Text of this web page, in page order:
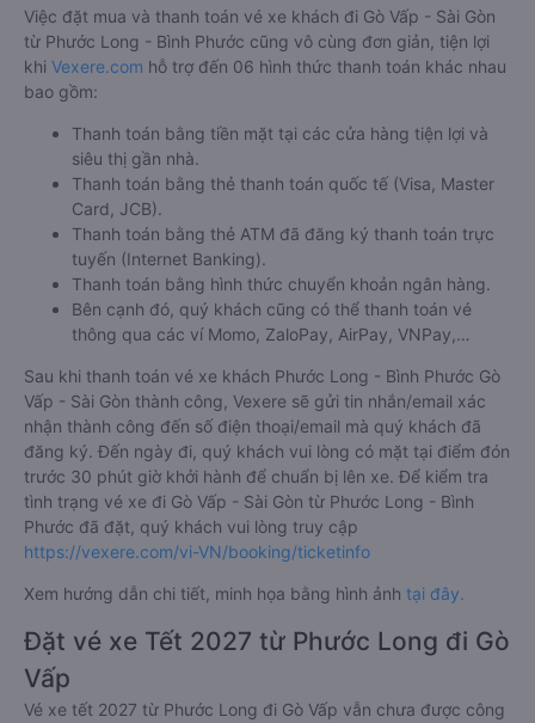
Việc đặt mua và thanh toán vé xe khách đi Gò Vấp - Sài Gòn
từ Phước Long - Bình Phước cũng vô cùng đơn giản, tiện lợi
khi Vexere.com hỗ trợ đến 06 hình thức thanh toán khác nhau
bao gồm:
Thanh toán bằng tiền mặt tại các cửa hàng tiện lợi và
siêu thị gần nhà.
Thanh toán bằng thẻ thanh toán quốc tế (Visa, Master
Card, JCB).
Thanh toán bằng thẻ ATM đã đăng ký thanh toán trực
tuyến (Internet Banking).
Thanh toán bằng hình thức chuyển khoản ngân hàng.
Bên cạnh đó, quý khách cũng có thể thanh toán vé
thông qua các ví Momo, ZaloPay, AirPay, VNPay,…
Sau khi thanh toán vé xe khách Phước Long - Bình Phước Gò
Vấp - Sài Gòn thành công, Vexere sẽ gửi tin nhắn/email xác
nhận thành công đến số điện thoại/email mà quý khách đã
đăng ký. Đến ngày đi, quý khách vui lòng có mặt tại điểm đón
trước 30 phút giờ khởi hành để chuẩn bị lên xe. Để kiểm tra
tình trạng vé xe đi Gò Vấp - Sài Gòn từ Phước Long - Bình
Phước đã đặt, quý khách vui lòng truy cập
https://vexere.com/vi-VN/booking/ticketinfo
Xem hướng dẫn chi tiết, minh họa bằng hình ảnh tại đây.
Đặt vé xe Tết 2027 từ Phước Long đi Gò
Vấp
Vé xe tết 2027 từ Phước Long đi Gò Vấp vẫn chưa được công